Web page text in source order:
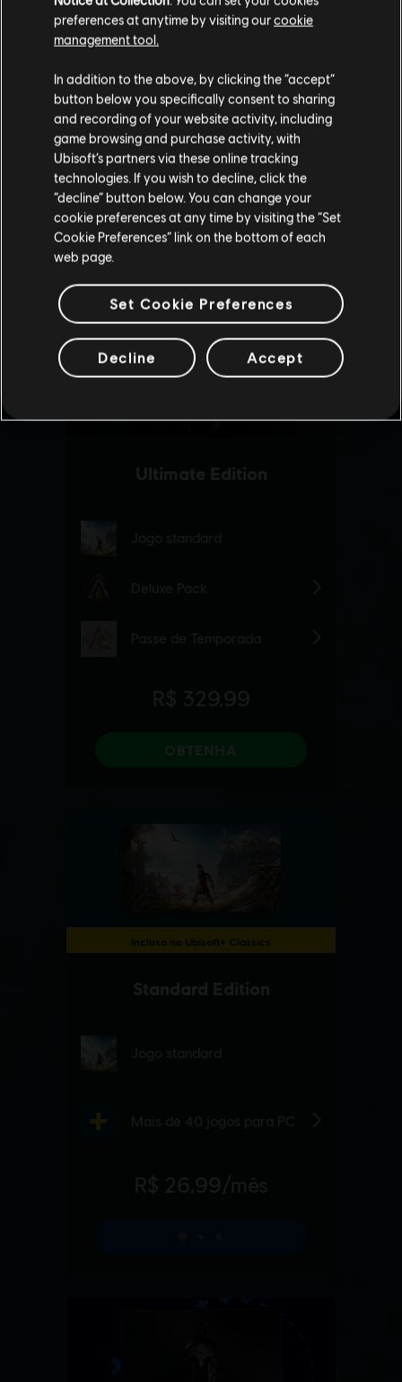
Parece que você está no paísUnited States
Visite nossa Store local para fazer sua compra.
Fique na Store atual
Mudar para a loja do país Portugal
preferences at anytime by visiting ourcookie
management tool.
In addition to the above, by clicking the “accept”
button below you specifically consent to sharing
and recording of your website activity, including
game browsing and purchase activity, with
Ubisoft’s partners via these online tracking
technologies. If you wish to decline, click the
“decline” button below. You can change your
cookie preferences at any time by visiting the “Set
Cookie Preferences” link on the bottom of each
web page.
Set Cookie Preferences
Decline Accept